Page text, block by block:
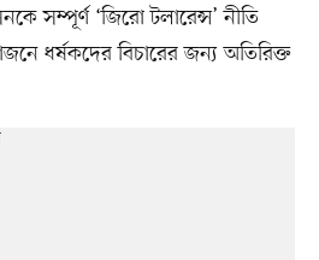
সম্পূর্ণ ‘জিরো টলারেন্স’ নীতি
ধর্ষকদের বিচারের জন্য অতিরিক্ত